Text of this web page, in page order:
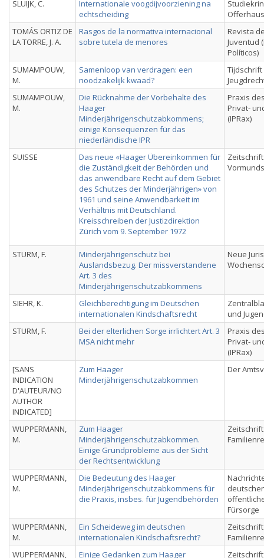
SLUIJK, C.
Internationale voogdijvoorziening na
echtscheiding
TOMÁS ORTIZ DE
LA TORRE, J. A.
Rasgos de la normativa internacional
sobre tutela de menores
Revista
Juventud
Políticos)
SUMAMPOUW,
M.
Samenloop van verdragen: een
noodzakelijk kwaad?
Tijdschrift
SUMAMPOUW,
M.
Die Rücknahme der Vorbehalte des
Haager
Minderjährigenschutzabkommens;
einige Konsequenzen für das
niederländische IPR
Praxis
Privat-
(IPRax)
SUISSE
Das neue «Haager Übereinkommen für
die Zuständigkeit der Behörden und
das anwendbare Recht auf dem Gebiet
des Schutzes der Minderjährigen» von
1961 und seine Anwendbarkeit im
Verhältnis mit Deutschland.
Kreisschreiben der Justizdirektion
Zürich vom 9. September 1972
STURM, F.
Minderjährigenschutz bei
Auslandsbezug. Der missverstandene
Art. 3 des
Minderjährigenschutzabkommens
Neue
SIEHR, K.
Gleichberechtigung im Deutschen
internationalen Kindschaftsrecht
und
STURM, F.
Bei der elterlichen Sorge irrlichtert Art. 3
MSA nicht mehr
Praxis
Privat-
(IPRax)
[SANS
INDICATION
D'AUTEUR/NO
AUTHOR
INDICATED]
Zum Haager
Minderjährigenschutzabkommen
Der
WUPPERMANN,
M.
Zum Haager
Minderjährigenschutzabkommen.
Einige Grundprobleme aus der Sicht
der Rechtsentwicklung
WUPPERMANN,
M.
Die Bedeutung des Haager
Minderjährigenschutzabkommens für
die Praxis, insbes. für Jugendbehörden
Fürsorge
WUPPERMANN,
M.
Ein Scheideweg im deutschen
internationalen Kindschaftsrecht?
WUPPERMANN,
Einige Gedanken zum Haager